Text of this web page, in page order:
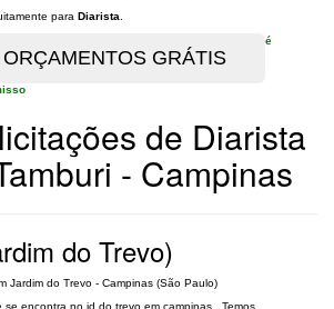
para Diarista
é
de Diarista
- Campinas
do Trevo)
Jardim do Trevo - Campinas (São Paulo)
se encontra no jd do trevo em campinas , Temos